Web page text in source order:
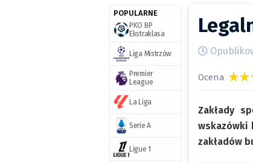
POPULARNE
PKO BP
Ekstraklasa
Liga Mistrzów
Premier
League
La Liga
Serie A
Ligue 1
Ocena
Zakłady
wskazówki
zakładów